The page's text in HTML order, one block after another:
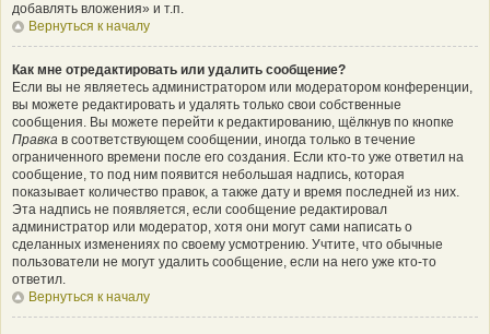
добавлять вложения» и т.п.
Вернуться к началу
Как мне отредактировать или удалить сообщение?
Если вы не являетесь администратором или модератором конференции,
вы можете редактировать и удалять только свои собственные
сообщения. Вы можете перейти к редактированию, щёлкнув по кнопке
Правка в соответствующем сообщении, иногда только в течение
ограниченного времени после его создания. Если кто-то уже ответил на
сообщение, то под ним появится небольшая надпись, которая
показывает количество правок, а также дату и время последней из них.
Эта надпись не появляется, если сообщение редактировал
администратор или модератор, хотя они могут сами написать о
сделанных изменениях по своему усмотрению. Учтите, что обычные
пользователи не могут удалить сообщение, если на него уже кто-то
ответил.
Вернуться к началу